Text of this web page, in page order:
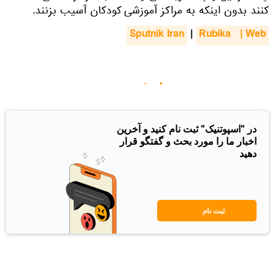
کنند بدون اینکه به مراکز آموزشی کودکان آسیب بزنند.
Sputnik Iran | Rubika | Web
در "اسپوتنیک" ثبت نام کنید و آخرین
اخبار ما را مورد بحث و گفتگو قرار
دهید
ثبت نام